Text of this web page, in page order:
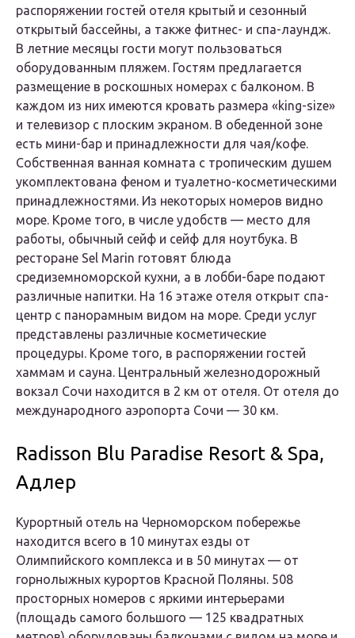
распоряжении гостей отеля крытый и сезонный
открытый бассейны, а также фитнес- и спа-лаундж.
В летние месяцы гости могут пользоваться
оборудованным пляжем. Гостям предлагается
размещение в роскошных номерах с балконом. В
каждом из них имеются кровать размера «king-size»
и телевизор с плоским экраном. В обеденной зоне
есть мини-бар и принадлежности для чая/кофе.
Собственная ванная комната с тропическим душем
укомплектована феном и туалетно-косметическими
принадлежностями. Из некоторых номеров видно
море. Кроме того, в числе удобств — место для
работы, обычный сейф и сейф для ноутбука. В
ресторане Sel Marin готовят блюда
средиземноморской кухни, а в лобби-баре подают
различные напитки. На 16 этаже отеля открыт спа-
центр с панорамным видом на море. Среди услуг
представлены различные косметические
процедуры. Кроме того, в распоряжении гостей
хаммам и сауна. Центральный железнодорожный
вокзал Сочи находится в 2 км от отеля. От отеля до
международного аэропорта Сочи — 30 км.
Radisson Blu Paradise Resort & Spa,
Адлер
Курортный отель на Черноморском побережье
находится всего в 10 минутах езды от
Олимпийского комплекса и в 50 минутах — от
горнолыжных курортов Красной Поляны. 508
просторных номеров с яркими интерьерами
(площадь самого большого — 125 квадратных